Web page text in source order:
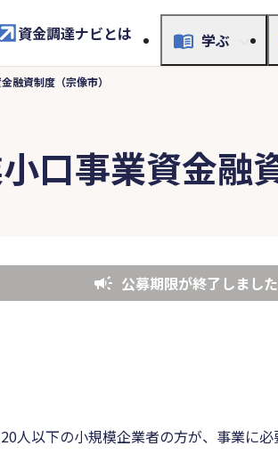
資金調達ナビとは 学ぶ
融資制度（宗像市）
口事業資金融
公募期限が終了しました
人以下の小規模企業者の方が、事業に